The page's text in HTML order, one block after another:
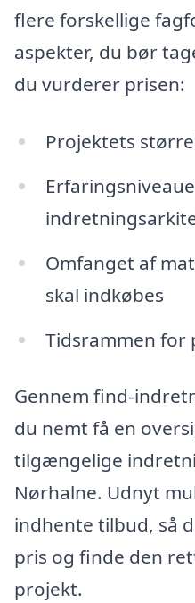
flere forskellige
aspekter, du bør
du vurderer prisen:
Projektets
Omfanget af
skal indkøbes
Tidsrammen for
Gennem find-
du nemt få en
tilgængelige
Nørhalne. Udnyt
indhente tilbud, så
pris og finde den
projekt.